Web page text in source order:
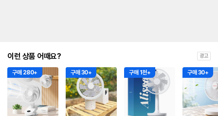
이런 상품 어때요? 광고
구매 280+ 구매 30+ 구매 1천+ 구매 30+